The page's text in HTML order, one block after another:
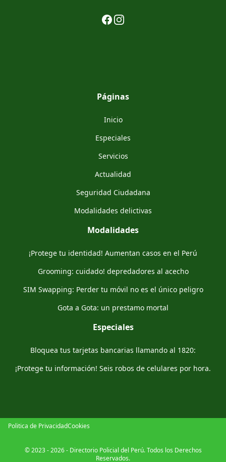
Facebook
Instagram
Páginas
Inicio
Especiales
Servicios
Actualidad
Seguridad Ciudadana
Modalidades delictivas
Modalidades
¡Protege tu identidad! Aumentan casos en el Perú
Grooming: cuidado! depredadores al acecho
SIM Swapping: Perder tu móvil no es el único peligro
Gota a Gota: un prestamo mortal
Especiales
Bloquea tus tarjetas bancarias llamando al 1820:
¡Protege tu información! Seis robos de celulares por hora.
Politica de PrivacidadCookies
© 2023 - 2026 - Directorio Policial del Perú. Todos los Derechos
Reservados.